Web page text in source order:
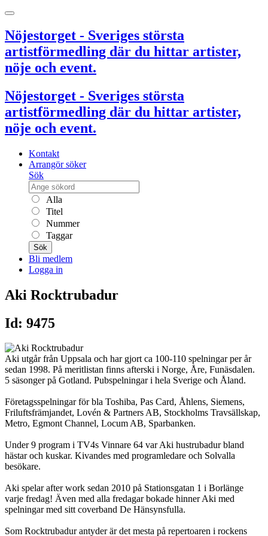
Nöjestorget - Sveriges största
artistförmedling där du hittar artister,
nöje och event.
Nöjestorget - Sveriges största
artistförmedling där du hittar artister,
nöje och event.
Kontakt
Arrangör söker
Sök
Alla
Titel
Nummer
Taggar
Sök
Bli medlem
Logga in
Aki Rocktrubadur
Id: 9475
Aki utgår från Uppsala och har gjort ca 100-110 spelningar per år
sedan 1998. På meritlistan finns afterski i Norge, Åre, Funäsdalen.
5 säsonger på Gotland. Pubspelningar i hela Sverige och Åland.
Företagsspelningar för bla Toshiba, Pas Card, Åhlens, Siemens,
Friluftsfrämjandet, Lovén & Partners AB, Stockholms Travsällskap,
Metro, Egmont Channel, Locum AB, Sparbanken.
Under 9 program i TV4s Vinnare 64 var Aki hustrubadur bland
hästar och kuskar. Kivandes med programledare och Solvalla
besökare.
Aki spelar after work sedan 2010 på Stationsgatan 1 i Borlänge
varje fredag! Även med alla fredagar bokade hinner Aki med
spelningar med sitt coverband De Hänsynsfulla.
Som Rocktrubadur antyder är det mesta på repertoaren i rockens